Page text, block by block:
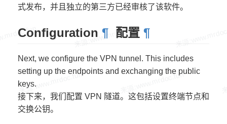
式发布，并且独立的第三方已经审核了该软件。
Configuration ¶ 配置 ¶
Next, we configure the VPN tunnel. This includes
setting up the endpoints and exchanging the public
keys.
接下来，我们配置 VPN 隧道。这包括设置终端节点和
交换公钥。